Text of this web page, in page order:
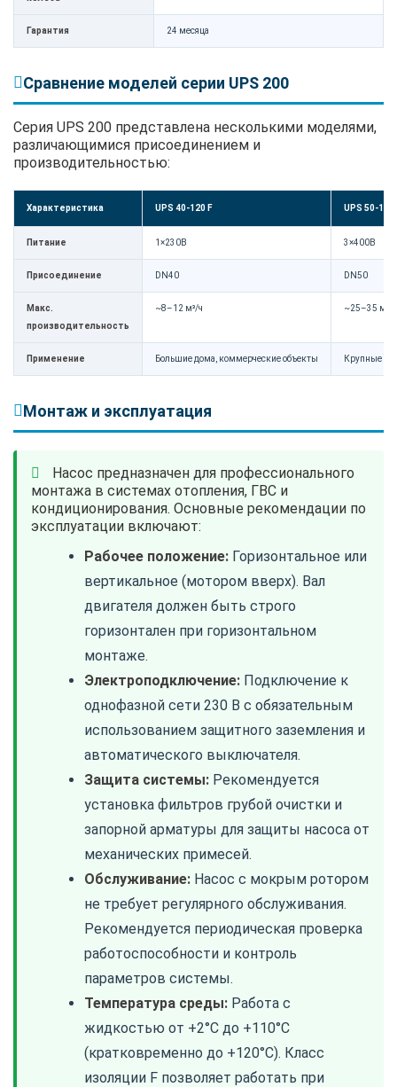
Гарантия 24 месяца
Сравнение моделей серии UPS 200
Серия UPS 200 представлена несколькими моделями,
различающимися присоединением и
производительностью:
Характеристика UPS 40-120 F UPS 50-120
Питание 1×230В 3×400В
Присоединение DN40 DN50
Макс.
производительность
~8–12 м³/ч ~25–35 м³/ч
Применение Большие дома, коммерческие объекты Крупные
Монтаж и эксплуатация
Насос предназначен для профессионального
монтажа в системах отопления, ГВС и
кондиционирования. Основные рекомендации по
эксплуатации включают:
Рабочее положение: Горизонтальное или
вертикальное (мотором вверх). Вал
двигателя должен быть строго
горизонтален при горизонтальном
монтаже.
Электроподключение: Подключение к
однофазной сети 230 В с обязательным
использованием защитного заземления и
автоматического выключателя.
Защита системы: Рекомендуется
установка фильтров грубой очистки и
запорной арматуры для защиты насоса от
механических примесей.
Обслуживание: Насос с мокрым ротором
не требует регулярного обслуживания.
Рекомендуется периодическая проверка
работоспособности и контроль
параметров системы.
Температура среды: Работа с
жидкостью от +2°C до +110°C
(кратковременно до +120°C). Класс
изоляции F позволяет работать при